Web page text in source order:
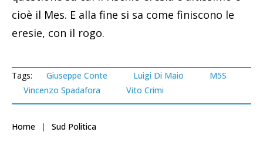
cioè il Mes. E alla fine si sa come finiscono le
eresie, con il rogo.
Tags: Giuseppe Conte Luigi Di Maio
M5S
Vincenzo Spadafora
Vito Crimi
Home Sud Politica